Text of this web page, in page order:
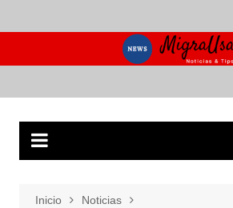
al
Inicio
Noticias